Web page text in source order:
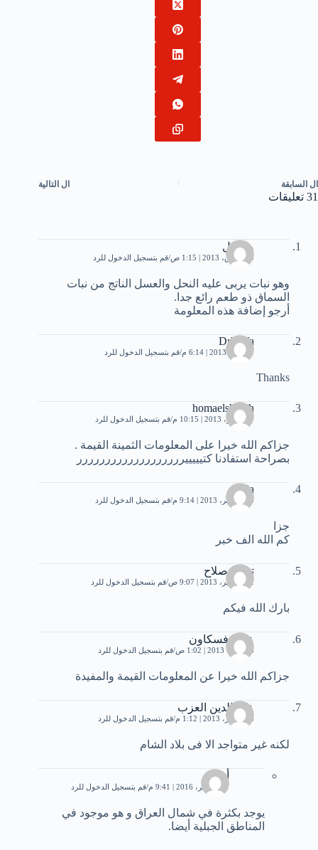
ال السابقة ال التالية
31 تعليقات
ميشيل
20 مارس، 2013 | 1:15 ص قم بتسجيل الدخول للرد
وهو نبات يربى عليه النحل والعسل الناتج من نبات
السماق ذو طعم رائع جدا.
أرجو إضافة هذه المعلومة
DrWafa
1 أبريل، 2013 | 6:14 م قم بتسجيل الدخول للرد
Thanks
homaelsheikh
7 سبتمبر، 2013 | 10:15 م قم بتسجيل الدخول للرد
جزاكم الله خيرا على المعلومات الثمينة القيمة .
بصراحة استفادنا كتيييييررررررررررررررررررر
huda
16 سبتمبر، 2013 | 9:14 م قم بتسجيل الدخول للرد
جزا
كم الله الف خبر
تغريد صلاح
22 سبتمبر، 2013 | 9:07 ص قم بتسجيل الدخول للرد
بارك الله فيكم
علال فسكاون
6 أكتوبر، 2013 | 1:02 ص قم بتسجيل الدخول للرد
جزاكم الله خيرا عن المعلومات القيمة والمفيدة
علم الدين العزب
28 أكتوبر، 2013 | 1:12 م قم بتسجيل الدخول للرد
لكنه غير متواجد الا فى بلاد الشام
أيمن
21 نوفمبر، 2016 | 9:41 م قم بتسجيل الدخول للرد
يوجد بكثرة في شمال العراق و هو موجود في
المناطق الجبلية أيضا.